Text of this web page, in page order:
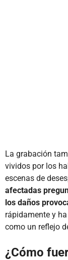
La grabación
vividos por los
escenas de
afectadas
los daños
rápidamente y
como un reflejo
¿Cómo